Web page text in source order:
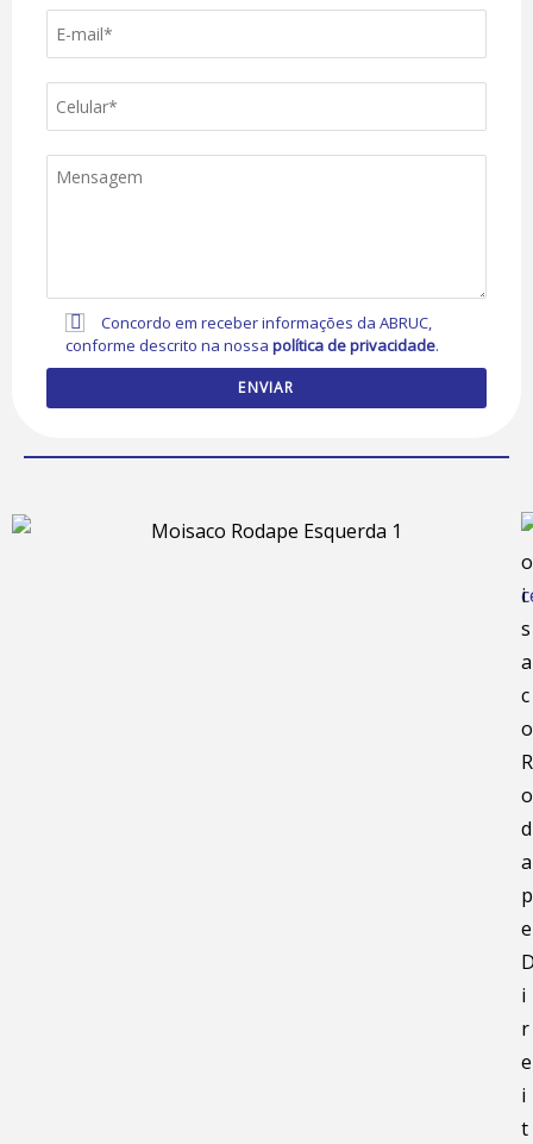
Concordo em receber informações da ABRUC,
conforme descrito na nossapolítica de privacidade.